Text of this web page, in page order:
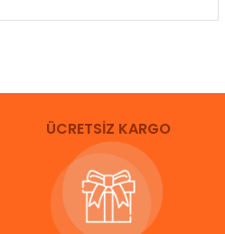
ÜCRETSİZ KARGO